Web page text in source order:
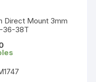
Direct Mount 3mm
36-38T